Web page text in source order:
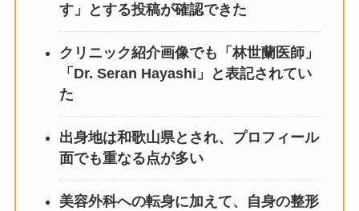
す」とする投稿が確認できた
クリニック紹介画像でも「林世蘭医師」
「Dr. Seran Hayashi」と表記されてい
た
出身地は和歌山県とされ、プロフィール
面でも重なる点が多い
美容外科への転身に加えて、自身の整形